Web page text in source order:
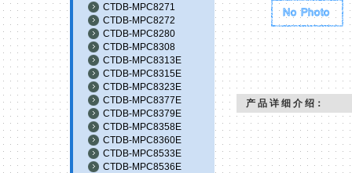
CTDB-MPC8271
CTDB-MPC8272
CTDB-MPC8280
CTDB-MPC8308
CTDB-MPC8313E
CTDB-MPC8315E
CTDB-MPC8323E
CTDB-MPC8377E
CTDB-MPC8379E
CTDB-MPC8358E
CTDB-MPC8360E
CTDB-MPC8533E
CTDB-MPC8536E
产 品 详 细 介 绍：